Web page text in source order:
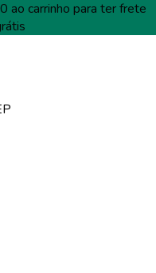
ao carrinho para terfrete